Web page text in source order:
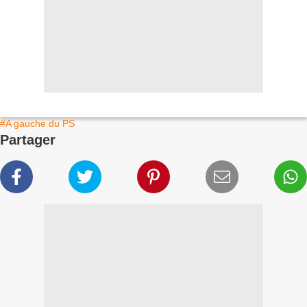
#A gauche du PS
Partager